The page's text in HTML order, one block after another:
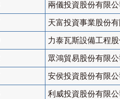
兩儀投資股份有限公
天富投資事業股份有
力泰瓦斯設備工程
眾鴻貿易股份有限公
安侯投資股份有限公
利威投資股份有限公